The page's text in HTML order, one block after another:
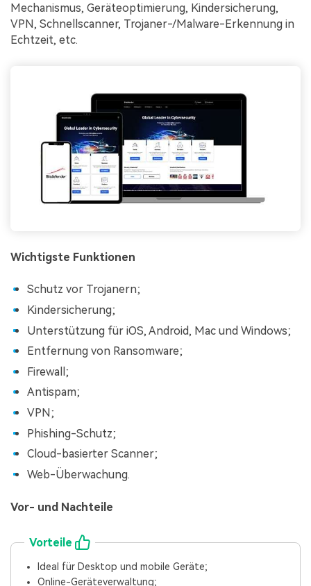
Mechanismus, Geräteoptimierung, Kindersicherung,
VPN, Schnellscanner, Trojaner-/Malware-Erkennung in
Echtzeit, etc.
Wichtigste Funktionen
Schutz vor Trojanern;
Kindersicherung;
Unterstützung für iOS, Android, Mac und Windows;
Entfernung von Ransomware;
Firewall;
Antispam;
VPN;
Phishing-Schutz;
Cloud-basierter Scanner;
Web-Überwachung.
Vor- und Nachteile
Vorteile
Ideal für Desktop und mobile Geräte;
Online-Geräteverwaltung;